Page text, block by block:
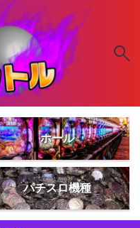
ホール
パチスロ機種